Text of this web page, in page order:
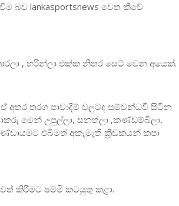
lankasportsnews වෙත කීවේ
, හරින්ලා එක්ක නිතර සෙට් වෙන අයෙක්.
තරග පාවාදීම් වලටද සම්වන්ධවී සිටින
මෙන් උපුල්ලා, සනත්ලා ,කණ්ඩම්බිලා,
එබීමත් අකැමැති ක්‍රීඩකයන් කපා
කිරීමට ෂම්මි කටයුතු කළා.